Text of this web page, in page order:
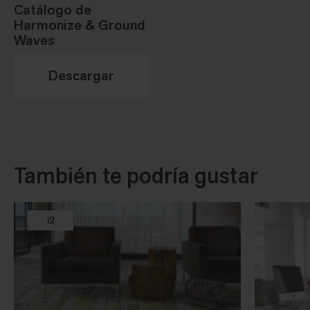
Catálogo de
Harmonize & Ground
Waves
Descargar
También te podría gustar
i2